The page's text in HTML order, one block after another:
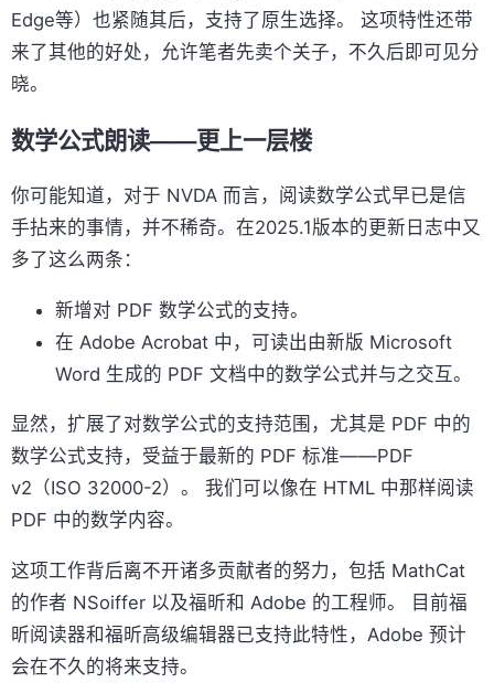
Edge等）也紧随其后，支持了原生选择。 这项特性还带
来了其他的好处，允许笔者先卖个关子，不久后即可见分
晓。
数学公式朗读——更上一层楼
你可能知道，对于 NVDA 而言，阅读数学公式早已是信
手拈来的事情，并不稀奇。在2025.1版本的更新日志中又
多了这么两条：
新增对 PDF 数学公式的支持。
在 Adobe Acrobat 中，可读出由新版 Microsoft
Word 生成的 PDF 文档中的数学公式并与之交互。
显然，扩展了对数学公式的支持范围，尤其是 PDF 中的
数学公式支持，受益于最新的 PDF 标准——PDF
v2（ISO 32000-2）。 我们可以像在 HTML 中那样阅读
PDF 中的数学内容。
这项工作背后离不开诸多贡献者的努力，包括 MathCat
的作者 NSoiffer 以及福昕和 Adobe 的工程师。 目前福
昕阅读器和福昕高级编辑器已支持此特性，Adobe 预计
会在不久的将来支持。